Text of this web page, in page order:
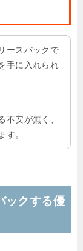
ースバックで
手に入れられ
不安が無く、
す。
ックする優